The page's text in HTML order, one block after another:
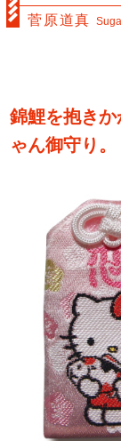
菅原道真
錦鯉を抱き
ゃん御守り。